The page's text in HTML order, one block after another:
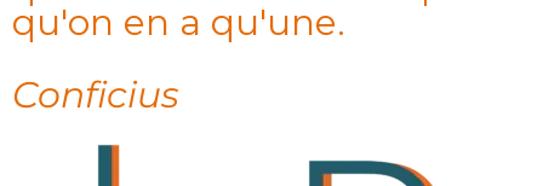
qu'on en a qu'une.
Conficius